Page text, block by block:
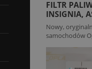
FILTR
INSIGNIA,
Nowy,
samochodów